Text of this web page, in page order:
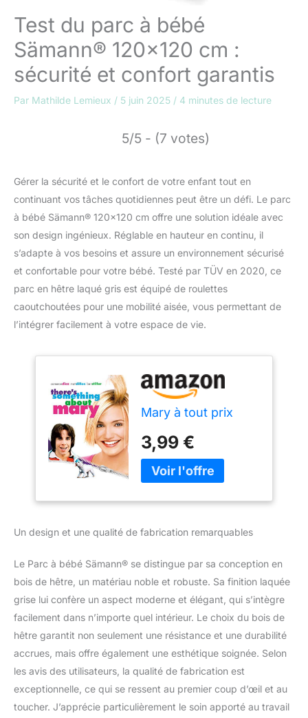
Test du parc à bébé
Sämann® 120×120 cm :
sécurité et confort garantis
Par Mathilde Lemieux / 5 juin 2025 / 4 minutes de lecture
5/5 - (7 votes)
Gérer la sécurité et le confort de votre enfant tout en
continuant vos tâches quotidiennes peut être un défi. Le parc
à bébé Sämann® 120×120 cm offre une solution idéale avec
son design ingénieux. Réglable en hauteur en continu, il
s’adapte à vos besoins et assure un environnement sécurisé
et confortable pour votre bébé. Testé par TÜV en 2020, ce
parc en hêtre laqué gris est équipé de roulettes
caoutchoutées pour une mobilité aisée, vous permettant de
l’intégrer facilement à votre espace de vie.
Mary à tout prix
3,99 €
Un design et une qualité de fabrication remarquables
Le Parc à bébé Sämann® se distingue par sa conception en
bois de hêtre, un matériau noble et robuste. Sa finition laquée
grise lui confère un aspect moderne et élégant, qui s’intègre
facilement dans n’importe quel intérieur. Le choix du bois de
hêtre garantit non seulement une résistance et une durabilité
accrues, mais offre également une esthétique soignée. Selon
les avis des utilisateurs, la qualité de fabrication est
exceptionnelle, ce qui se ressent au premier coup d’œil et au
toucher. J’apprécie particulièrement le soin apporté au travail